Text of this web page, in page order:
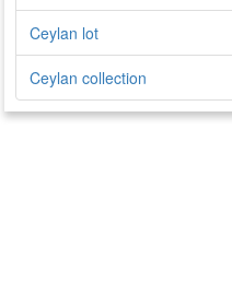
Ceylan lot
Ceylan collection